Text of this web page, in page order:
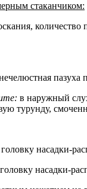
стаканчиком:
пазуха
в наружный
турунду,
насадки-
насадки-